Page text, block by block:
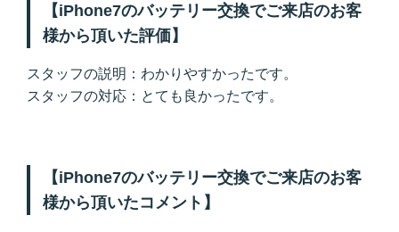
【iPhone7のバッテリー交換でご来店のお客
様から頂いた評価】
スタッフの説明：わかりやすかったです。
スタッフの対応：とても良かったです。
【iPhone7のバッテリー交換でご来店のお客
様から頂いたコメント】